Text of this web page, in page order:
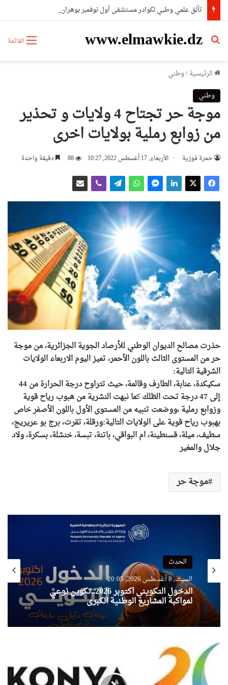
القائمة www.elmawkie.dz
بحث عن
الرئيسية/وطني
وطني
موجة حر تجتاح 4 ولايات و تحذير
من زوابع رملية بولايات اخرى
حمرة فوزية الأربعاء, 17 أغسطس 2022, 10:27 88 دقيقة واحدة
حذرت مصالح الديوان الوطني للأرصاد الجوية الجزائرية، من موجة
حر من المستوى الثالث باللون الأحمر، تميز اليوم الاربعاء الولايات
الشرقية التالية:
سكيكدة، عنابة، الطارف وقالمة، حيث تتراوح درجة الحرارة من 44
إلى 47 درجة تحت الظل
ككما نبهت النشرية من هبوب رياح قوية
وزوابع رملية ،ووضعت تنبيه من المستوى الأول باللون الأصفر خاص
بهبوب رياح قوية على الولايات التالية:ورقلة، تقرت، برج بو عريريج،
سطيف، ميلة، قسنطينة، ام البواقي، باتنة، تبسة، خنشلة، بسكرة، ولاد
جلال والمغير
موجة حر
الحدث
السبت, 8 أغسطس 2026, 20:05
الدخول التكويني أكتوبر 2026..تكوين نوعي
لمواكبة المشاريع الوطنية الكبرى
ا